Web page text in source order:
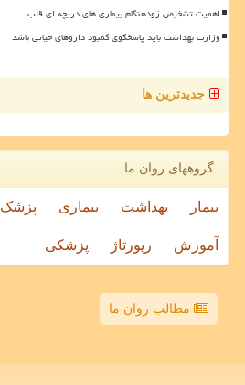
اهمیت تشخیص زودهنگام بیماری های دریچه ای قلب
وزارت بهداشت باید پاسخگوی کمبود داروهای حیاتی باشد
جدیدترین ها
گروههای روان ما
بیمار بهداشت بیماری پزشک
آموزش رپورتاژ پزشکی
مطالب روان ما